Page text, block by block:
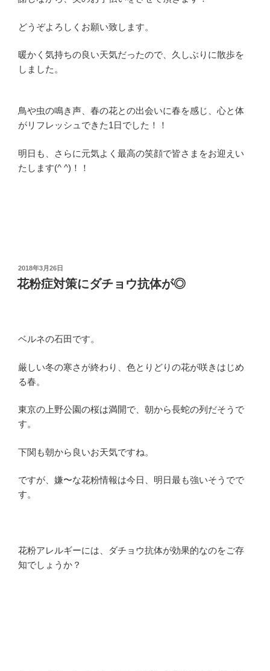
どうぞよろしくお願い致します。
暖かく気持ちの良い天気だったので、久しぶりに散歩を
しました。
鳥や虫の鳴き声、春の花との出会いに春を感じ、心と体
がリフレッシュできた1日でした！！
明日も、さらに元気よく最高の笑顔で皆さまをお迎えい
たします(^ ^)！！
投
稿
日:
2018年3月26日
花粉症対策にダチョウ抗体が◎
ベルネの石田です。
厳しい冬の寒さが終わり、色とりどりの花が咲きはじめ
る春。
東京の上野公園の桜は満開で、朝から長蛇の列だそうで
す。
下関も朝から良いお天気ですね。
ですが、嫌〜な花粉情報は今日、明日最も強いそうでで
す。
花粉アレルギーには、ダチョウ抗体が効果的なのをご存
知でしょうか？